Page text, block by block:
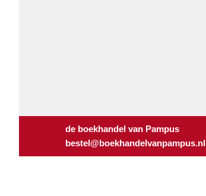
de boekhandel van Pampus
bestel@boekhandelvanpampus.nl